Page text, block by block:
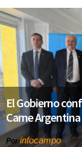
El Gobierno
Carne
Porinfocampo